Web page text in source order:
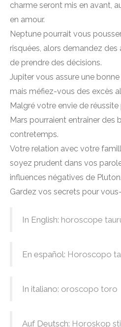
charme seront mis en avant,
en amour.
Neptune pourrait vous
risquées, alors demandez
de prendre des décisions.
Jupiter vous assure une
mais méfiez-vous des excès
Malgré votre envie de
Mars pourraient entraîner des
contretemps.
Votre relation avec votre
soyez prudent dans vos
influences négatives de Pluton.
Gardez vos secrets pour
In English: horoscope
En español: Horoscopo
In italiano: oroscopo toro
Auf Deutsch: Horoskop